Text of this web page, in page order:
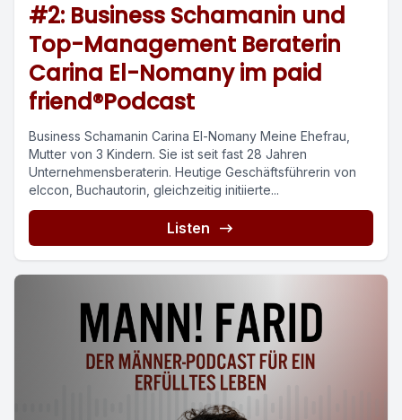
#2: Business Schamanin und
Top-Management Beraterin
Carina El-Nomany im paid
friend®Podcast
Business Schamanin Carina El-Nomany Meine Ehefrau,
Mutter von 3 Kindern. Sie ist seit fast 28 Jahren
Unternehmensberaterin. Heutige Geschäftsführerin von
elccon, Buchautorin, gleichzeitig initiierte...
Listen